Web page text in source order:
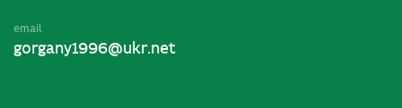
email
gorgany1996@ukr.net